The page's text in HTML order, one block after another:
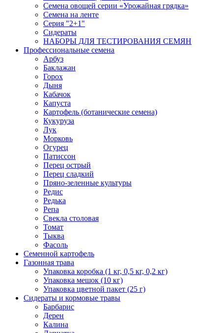
Семена овощей серии «Урожайная грядка»
Семена на ленте
Серия "2+1"
Сидераты
НАБОРЫ ДЛЯ ТЕСТИРОВАНИЯ СЕМЯН
Профессиональные семена
Арбуз
Баклажан
Горох
Дыня
Кабачок
Капуста
Картофель (ботанические семена)
Кукуруза
Лук
Морковь
Огурец
Патиссон
Перец острый
Перец сладкий
Пряно-зеленные культуры
Редис
Редька
Репа
Свекла столовая
Томат
Тыква
Фасоль
Семенной картофель
Газонная трава
Упаковка коробка (1 кг, 0,5 кг, 0,2 кг)
Упаковка мешок (10 кг)
Упаковка цветной пакет (25 г)
Сидераты и кормовые травы
Барбарис
Дерен
Калина